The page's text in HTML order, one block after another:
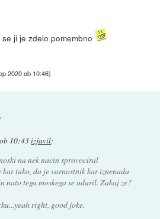
ji je zdelo pomembno
2020 ob 10:46)
10:43izjavil:
na nek nacin sprovociral
kar tako, da je varnostnik kar iznenada
nato tega moskega se udaril. Zakaj ze?
right, good joke.